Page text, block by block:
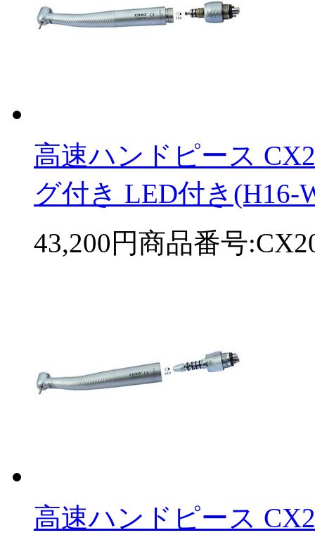
高速ハンドピース
グ付き LED付き(H16-
43,200円商品番号
高速ハンドピース